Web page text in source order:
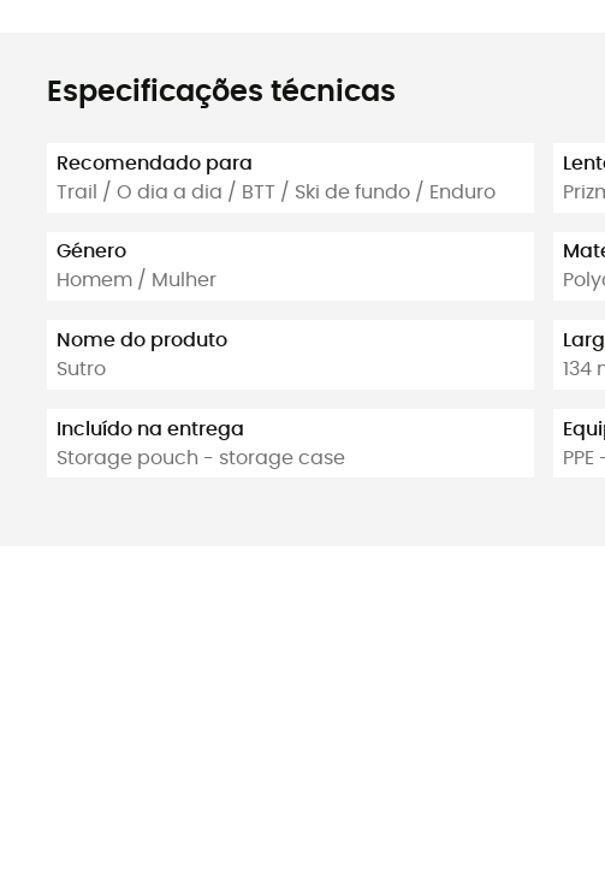
Especificações técnicas
Recomendado para
Trail / O dia a dia / BTT / Ski de fundo / Enduro
Género
Homem / Mulher
Nome do produto
Sutro
Incluído na entrega
Storage pouch - storage case
134